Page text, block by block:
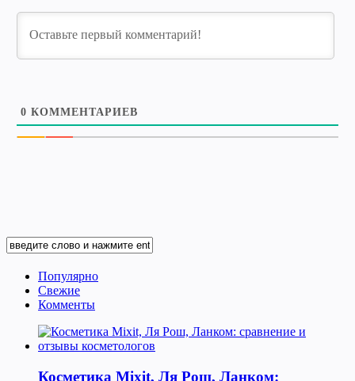
0 КОММЕНТАРИЕВ
Популярно
Свежие
Комменты
Косметика Мixit, Ля Рош, Ланком: